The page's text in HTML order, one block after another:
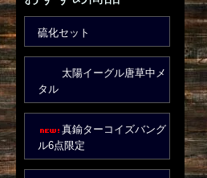
硫化セット
太陽イーグル唐草中メ
タル
真鍮ターコイズバング
ル6点限定